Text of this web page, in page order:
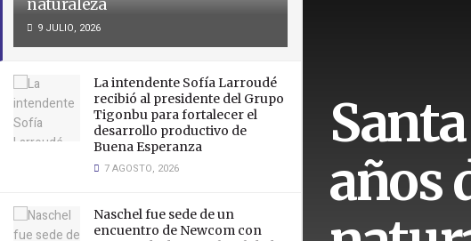
naturaleza
9 JULIO, 2026
La intendente Sofía Larroudé
recibió al presidente del Grupo
Tigonbu para fortalecer el
desarrollo productivo de
Buena Esperanza
7 AGOSTO, 2026
Naschel fue sede de un
encuentro de Newcom con
años